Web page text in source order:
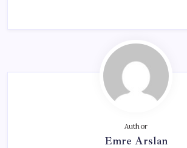
Author
Emre Arslan